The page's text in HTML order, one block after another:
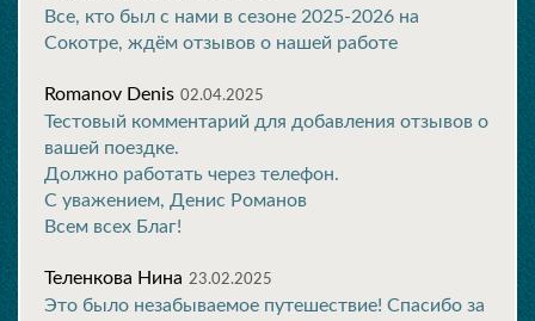
Все, кто был с нами в сезоне 2025-2026 на
Сокотре, ждём отзывов о нашей работе
Romanov Denis 02.04.2025
Тестовый комментарий для добавления отзывов о
вашей поездке.
Должно работать через телефон.
С уважением, Денис Романов
Всем всех Благ!
Теленкова Нина 23.02.2025
Это было незабываемое путешествие! Спасибо за